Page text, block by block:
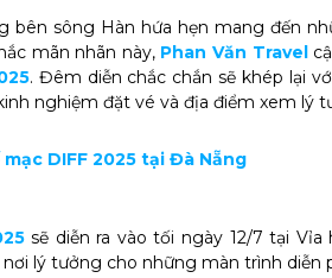
bên sông Hàn hứa hẹn mang đến
mãn nhãn này, Phan Văn Travel
. Đêm diễn chắc chắn sẽ khép lại
nghiệm đặt vé và địa điểm xem lý
DIFF 2025 tại Đà Nẵng
sẽ diễn ra vào tối ngày 12/7 tại
lý tưởng cho những màn trình diễn